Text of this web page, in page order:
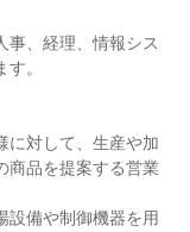
事、経理、情報シス
。
に対して、生産や加
商品を提案する営業
設備や制御機器を用